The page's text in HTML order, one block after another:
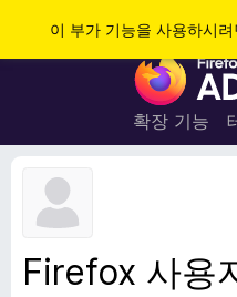
이 부가 기능을 사용하시
확장 기능
Firefox 사용